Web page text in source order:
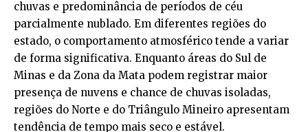
chuvas e predominância de períodos de céu
parcialmente nublado. Em diferentes regiões do
estado, o comportamento atmosférico tende a variar
de forma significativa. Enquanto áreas do Sul de
Minas e da Zona da Mata podem registrar maior
presença de nuvens e chance de chuvas isoladas,
regiões do Norte e do Triângulo Mineiro apresentam
tendência de tempo mais seco e estável.